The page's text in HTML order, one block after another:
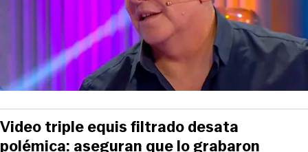
Video triple equis filtrado desata
polémica: aseguran que lo grabaron